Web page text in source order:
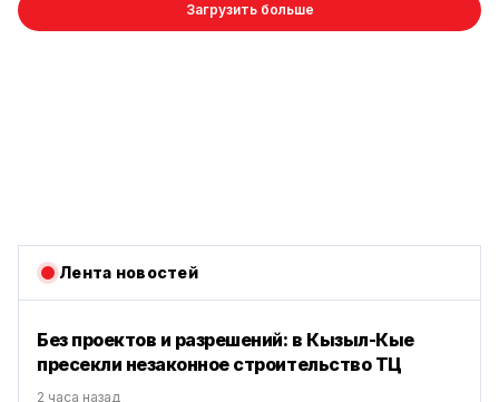
Загрузить больше
Лента новостей
Без проектов и разрешений: в Кызыл-Кые
пресекли незаконное строительство ТЦ
2 часа назад